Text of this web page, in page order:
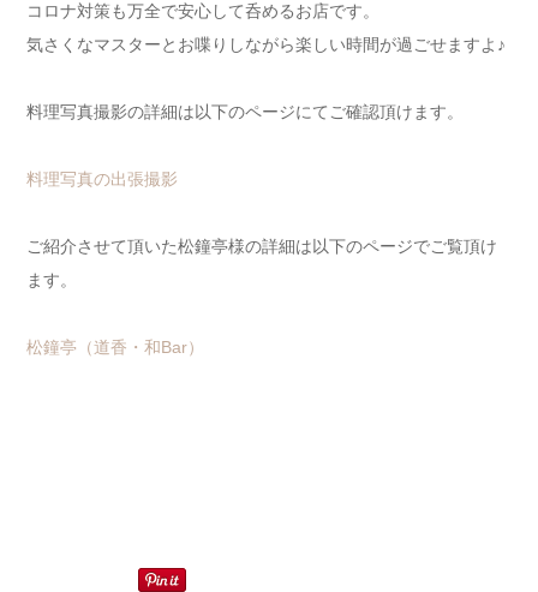
コロナ対策も万全で安心して呑めるお店です。
気さくなマスターとお喋りしながら楽しい時間が過ごせますよ♪
料理写真撮影の詳細は以下のページにてご確認頂けます。
料理写真の出張撮影
ご紹介させて頂いた松鐘亭様の詳細は以下のページでご覧頂け
ます。
松鐘亭（道香・和Bar）